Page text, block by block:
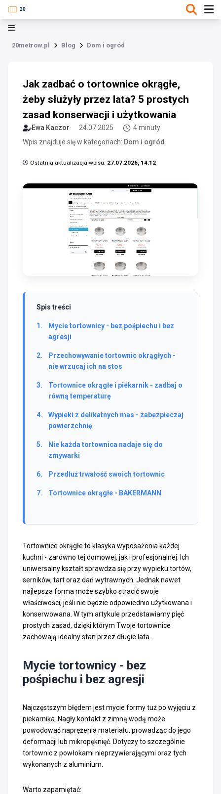
20metrow.pl Blog Dom i ogród
Jak zadbać o tortownice okrągłe,
żeby służyły przez lata? 5 prostych
zasad konserwacji i użytkowania
Ewa Kaczor 24.07.2025
4 minuty
Wpis znajduje się w kategoriach: Dom i ogród
Ostatnia aktualizacja wpisu: 27.07.2026, 14:12
Spis treści
Mycie tortownicy - bez pośpiechu i bez
agresji
Przechowywanie tortownic okrągłych -
nie wrzucaj ich na stos
Tortownice okrągłe i piekarnik - zadbaj o
równą temperaturę
Wypieki z delikatnych mas - zabezpieczaj
powierzchnię
Nie każda tortownica nadaje się do
zmywarki
Przedłuż trwałość swoich tortownic
Tortownice okrągłe - BAKERMANN
Tortownice okrągłe to klasyka wyposażenia każdej
kuchni - zarówno tej domowej, jak i profesjonalnej. Ich
uniwersalny kształt sprawdza się przy wypieku tortów,
serników, tart oraz dań wytrawnych. Jednak nawet
najlepsza forma może szybko stracić swoje
właściwości, jeśli nie będzie odpowiednio użytkowana i
konserwowana. W tym artykule przedstawiamy pięć
prostych zasad, dzięki którym Twoje tortownice
zachowają idealny stan przez długie lata.
Mycie tortownicy - bez
pośpiechu i bez agresji
Najczęstszym błędem jest mycie formy tuż po wyjęciu z
piekarnika. Nagły kontakt z zimną wodą może
powodować naprężenia materiału, prowadząc do jego
deformacji lub mikropęknięć. Dotyczy to szczególnie
tortownic z powłokami nieprzywierającymi oraz tych
wykonanych z aluminium.
Warto zapamiętać: